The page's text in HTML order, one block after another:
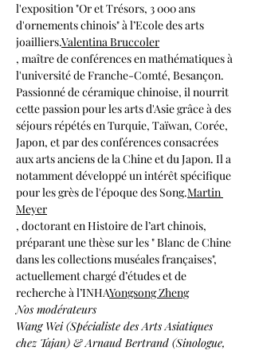
l'exposition "Or et Trésors, 3 000 ans
d'ornements chinois" à l’Ecole des arts
joailliers.Valentina Bruccoler
, maître de conférences en mathématiques à
l'université de Franche-Comté, Besançon.
Passionné de céramique chinoise, il nourrit
cette passion pour les arts d'Asie grâce à des
séjours répétés en Turquie, Taïwan, Corée,
Japon, et par des conférences consacrées
aux arts anciens de la Chine et du Japon. Il a
notamment développé un intérêt spécifique
pour les grès de l'époque des Song.Martin
Meyer
, doctorant en Histoire de l’art chinois,
préparant une thèse sur les " Blanc de Chine
dans les collections muséales françaises",
actuellement chargé d’études et de
recherche à l’INHAYongsong Zheng
Nos modérateurs
Wang Wei (Spécialiste des Arts Asiatiques
chez Tajan) & Arnaud Bertrand (Sinologue,